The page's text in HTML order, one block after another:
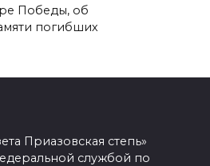
Победы, об
погибших
Приазовская степь»
службой по